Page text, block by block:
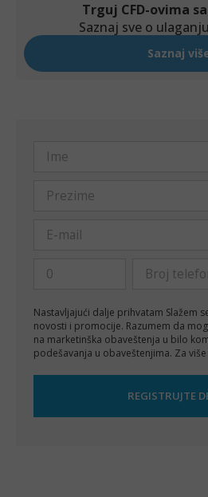
Nastavljajući dalje prihvatam Slažem
novosti i promocije. Razumem da
na marketinška obaveštenja u bilo
podešavanja u obaveštenjima. Za